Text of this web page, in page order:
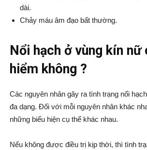
dài.
Chảy máu âm đạo bất thường.
Nổi hạch ở vùng kín nữ
hiểm không ?
Các nguyên nhân gây ra tình trạng nổi
đa dạng. Đối với mỗi nguyên nhân khác
những biểu hiện cụ thể khác nhau.
Nếu không được điều trị kịp thời, thì tình